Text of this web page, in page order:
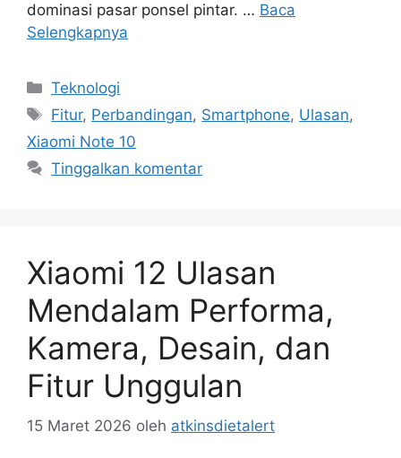
dominasi pasar ponsel pintar. … Baca
Selengkapnya
Kategori
Teknologi
Tag
Fitur, Perbandingan, Smartphone, Ulasan,
Xiaomi Note 10
Tinggalkan komentar
Xiaomi 12 Ulasan
Mendalam Performa,
Kamera, Desain, dan
Fitur Unggulan
15 Maret 2026 oleh atkinsdietalert